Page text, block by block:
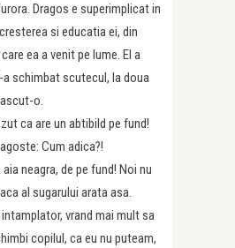
Dragos e superimplicat in
si educatia ei, din
ea a venit pe lume. El a
schimbat scutecul, la doua
o.
ca are un abtibild pe fund!
Cum adica?!
neagra, de pe fund! Noi nu
al sugarului arata asa.
vrand mai mult sa
copilul, ca eu nu puteam,